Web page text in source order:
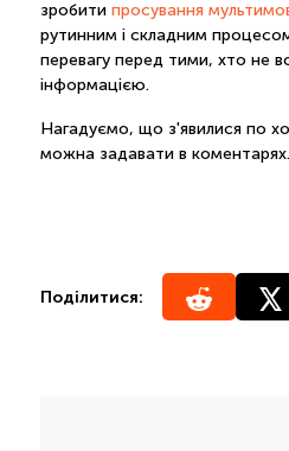
зробити просування
рутинним і складним
перевагу перед тими, хто не
інформацією.
Нагадуємо, що з'явилися по
можна задавати в коментарях.
Поділитися: